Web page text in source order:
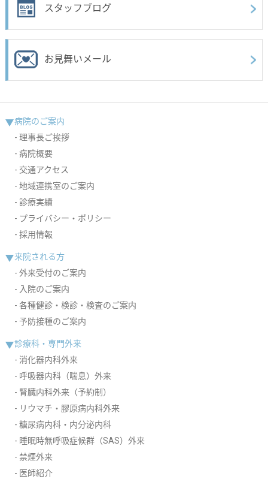
スタッフブログ
お見舞いメール
病院のご案内
理事長ご挨拶
病院概要
交通アクセス
地域連携室のご案内
診療実績
プライバシー・ポリシー
採用情報
来院される方
外来受付のご案内
入院のご案内
各種健診・検診・検査のご案内
予防接種のご案内
診療科・専門外来
消化器内科外来
呼吸器内科（喘息）外来
腎臓内科外来（予約制）
リウマチ・膠原病内科外来
糖尿病内科・内分泌内科
睡眠時無呼吸症候群（SAS）外来
禁煙外来
医師紹介